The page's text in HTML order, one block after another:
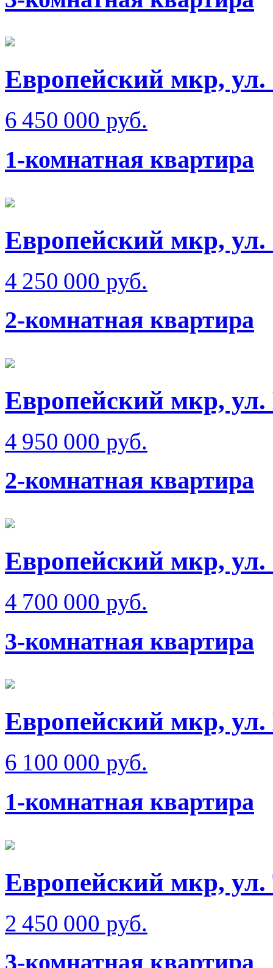
Европейский мкр, ул.
6 450 000 руб.
1-комнатная квартира
Европейский мкр, ул.
4 250 000 руб.
2-комнатная квартира
Европейский мкр, ул.
4 950 000 руб.
2-комнатная квартира
Европейский мкр, ул.
4 700 000 руб.
3-комнатная квартира
Европейский мкр, ул.
6 100 000 руб.
1-комнатная квартира
Европейский мкр, ул.
2 450 000 руб.
3-комнатная квартира